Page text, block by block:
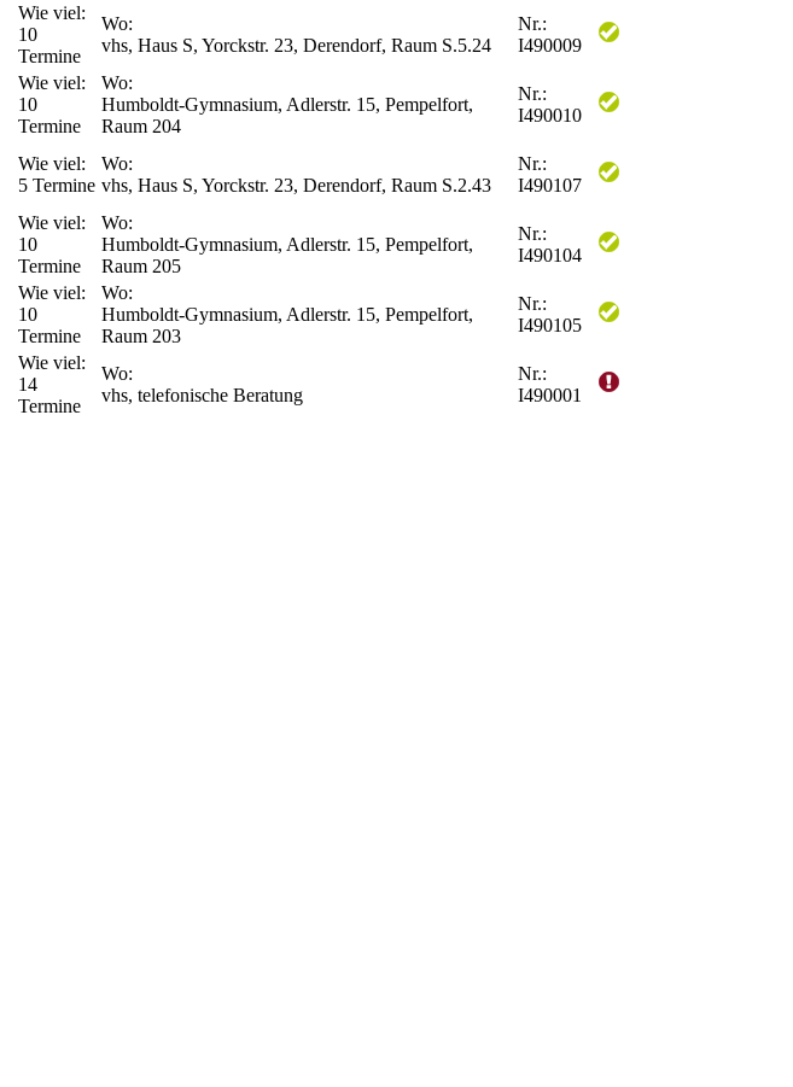
Wie viel:
10
Termine
Wo:
vhs, Haus S, Yorckstr. 23, Derendorf, Raum S.5.24
Nr.:
I490009
Wie viel:
10
Termine
Wo:
Humboldt-Gymnasium, Adlerstr. 15, Pempelfort,
Raum 204
Nr.:
I490010
Wie viel:
5 Termine
Wo:
vhs, Haus S, Yorckstr. 23, Derendorf, Raum S.2.43
Nr.:
I490107
Wie viel:
10
Termine
Wo:
Humboldt-Gymnasium, Adlerstr. 15, Pempelfort,
Raum 205
Nr.:
I490104
Wie viel:
10
Termine
Wo:
Humboldt-Gymnasium, Adlerstr. 15, Pempelfort,
Raum 203
Nr.:
I490105
Wie viel:
14
Termine
Wo:
vhs, telefonische Beratung
Nr.:
I490001